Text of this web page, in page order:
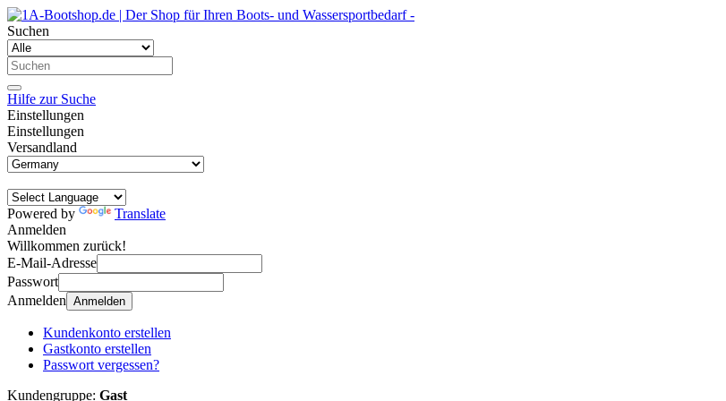
Suchen
Hilfe zur Suche
Einstellungen
Einstellungen
Versandland
Powered by
Translate
Anmelden
Willkommen zurück!
E-Mail-Adresse
Passwort
Anmelden Anmelden
Kundenkonto erstellen
Gastkonto erstellen
Passwort vergessen?
Kundengruppe: Gast